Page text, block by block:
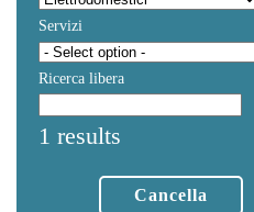
Servizi
Ricerca libera
1 results
Cancella